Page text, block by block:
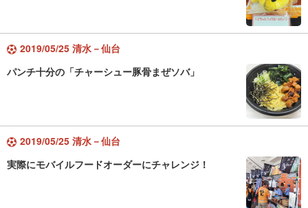
2019/05/25 清水－仙台
パンチ十分の「チャーシュー豚骨まぜソバ」
2019/05/25 清水－仙台
実際にモバイルフードオーダーにチャレンジ！